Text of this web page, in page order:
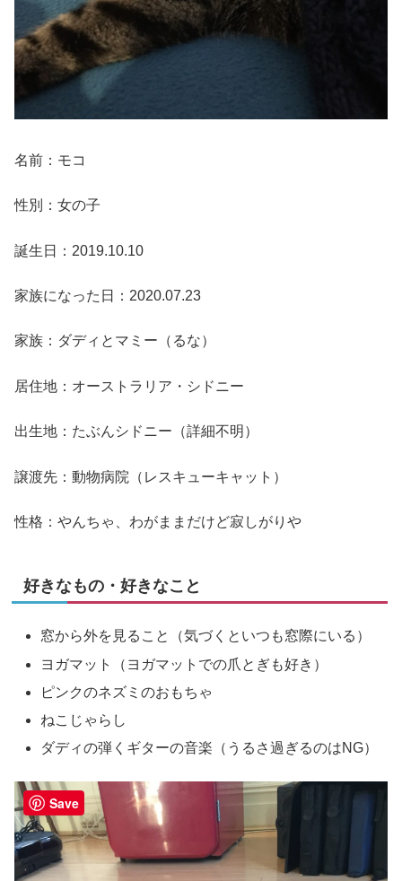
名前：モコ
性別：女の子
誕生日：2019.10.10
家族になった日：2020.07.23
家族：ダディとマミー（るな）
居住地：オーストラリア・シドニー
出生地：たぶんシドニー（詳細不明）
譲渡先：動物病院（レスキューキャット）
性格：やんちゃ、わがままだけど寂しがりや
好きなもの・好きなこと
窓から外を見ること（気づくといつも窓際にいる）
ヨガマット（ヨガマットでの爪とぎも好き）
ピンクのネズミのおもちゃ
ねこじゃらし
ダディの弾くギターの音楽（うるさ過ぎるのはNG）
Save